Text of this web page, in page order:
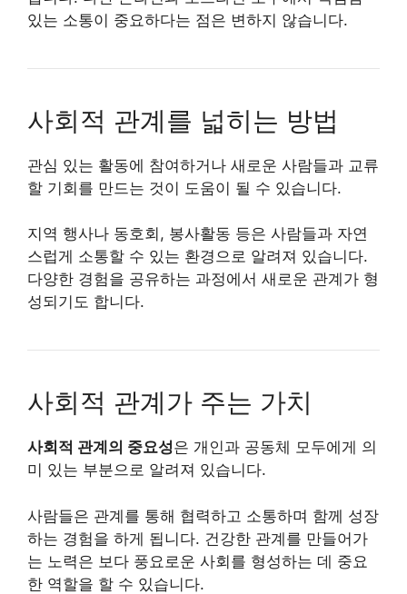
있는 소통이 중요하다는 점은 변하지 않습니다.
사회적 관계를 넓히는 방법
관심 있는 활동에 참여하거나 새로운 사람들과 교류
할 기회를 만드는 것이 도움이 될 수 있습니다.
지역 행사나 동호회, 봉사활동 등은 사람들과 자연
스럽게 소통할 수 있는 환경으로 알려져 있습니다.
다양한 경험을 공유하는 과정에서 새로운 관계가 형
성되기도 합니다.
사회적 관계가 주는 가치
사회적 관계의 중요성은 개인과 공동체 모두에게 의
미 있는 부분으로 알려져 있습니다.
사람들은 관계를 통해 협력하고 소통하며 함께 성장
하는 경험을 하게 됩니다. 건강한 관계를 만들어가
는 노력은 보다 풍요로운 사회를 형성하는 데 중요
한 역할을 할 수 있습니다.